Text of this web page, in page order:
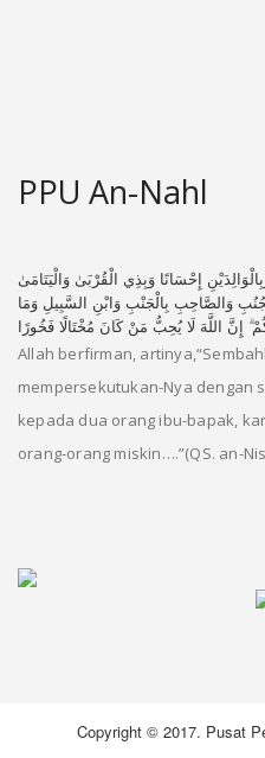
PPU An-Nahl
إِحْسَانًا وَبِذِي الْقُرْبَىٰ وَالْيَتَامَىٰ
وَالصَّاحِبِ بِالْجَنْبِ وَابْنِ السَّبِيلِ وَمَا
إِنَّ اللَّهَ لَا يُحِبُّ مَنْ كَانَ مُخْتَالًا فَخُورًا
Allah berfirman,
mempersekutukan-Nya dengan
kepada dua orang ibu-bapak,
orang-orang miskin….”(QS. an-
Copyright © 2017. Pusat